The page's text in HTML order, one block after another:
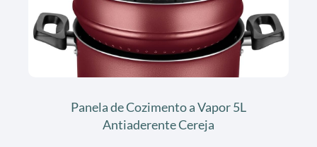
Panela de Cozimento a Vapor 5L
Antiaderente Cereja